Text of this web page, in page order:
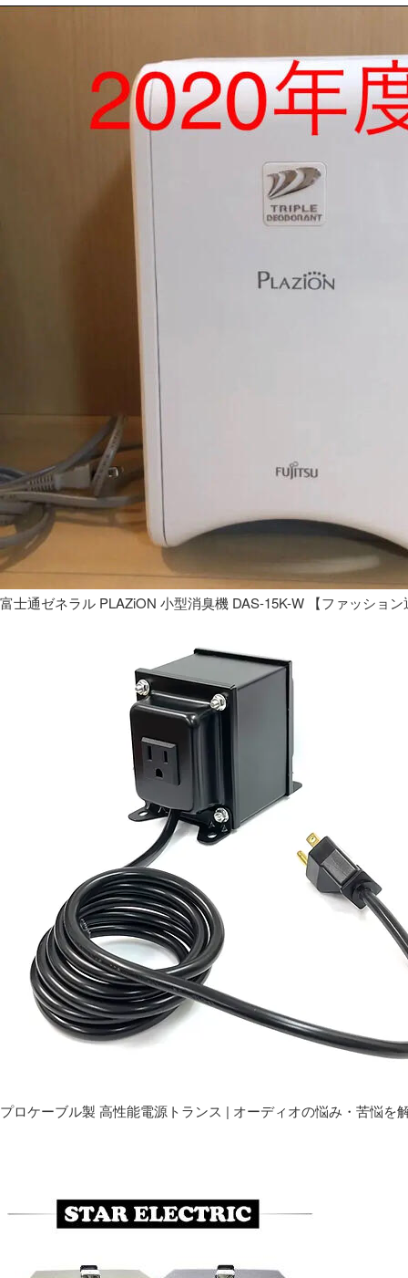
富士通ゼネラル PLAZiON 小型消臭機 DAS-15K-W 【ファッション
プロケーブル製 高性能電源トランス | オーディオの悩み・苦悩を